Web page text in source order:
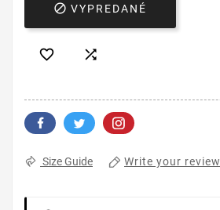
 VYPREDANÉ
 
Size Guide Write your review